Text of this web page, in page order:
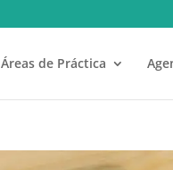
Áreas de Práctica